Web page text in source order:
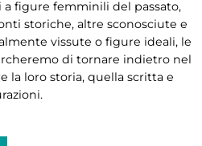
figure femminili del passato,
storiche, altre sconosciute e
vissute o figure ideali, le
di tornare indietro nel
la loro storia, quella scritta e